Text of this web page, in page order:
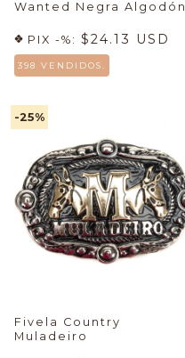
Wanted Negra Algodón
PIX -%: $24.13 USD
398 VENDIDOS.
-25%
Fivela Country
Muladeiro